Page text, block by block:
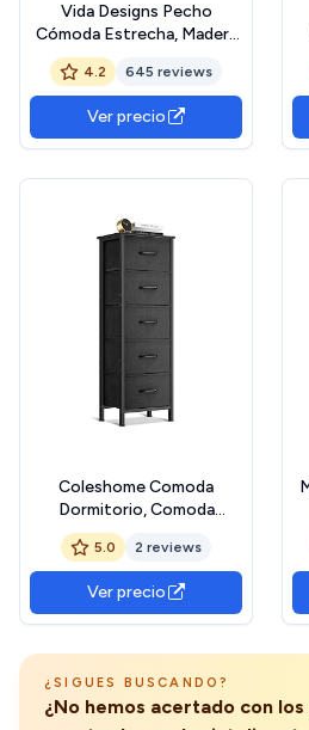
Vida Designs Pecho
Cómoda Estrecha, Madera
de ingeniería, Black, 36D x
34.5W x 90H centimetres
4.2 645 reviews
Ver precio
Coleshome Comoda
Dormitorio, Comoda
Estrecha y Alta con 5
Cajones de Tela,
Estructura de Acero
Resistente y Tablero de
Madera, Ideal para
5.0 2 reviews
Ver precio
¿SIGUES BUSCANDO?
¿No hemos acertado con